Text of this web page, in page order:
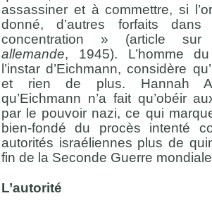
assassiner et à commettre, si
donné, d’autres forfaits
concentration » (article sur
allemande, 1945).
L’homme
l’instar d’Eichmann, considère
et rien de plus. Hannah
qu’Eichmann n’a fait qu’obéir
par le pouvoir nazi, ce qui
bien-fondé du procès intenté
autorités israéliennes plus de
fin de la Seconde Guerre
L’autorité